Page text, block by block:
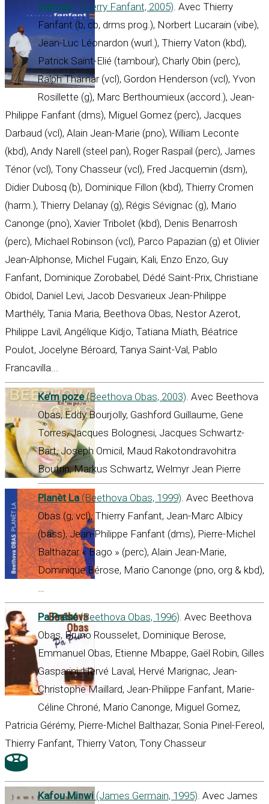
Intimes (Thierry Fanfant, 2005). Avec Thierry
Fanfant (b, cb, drms prog.), Norbert Lucarain (vibe),
Jean-Luc Léonardon (wurl.), Thierry Vaton (kbd),
Patrick Saint-Elié (tambour), Charly Obin (perc),
Ralph Thamar (vcl), Gordon Henderson (vcl), Yvon
Rosillette (g), Marc Berthoumieux (accord.), Jean-
Philippe Fanfant (dms), Miguel Gomez (perc), Jacques
Darbaud (vcl), Alain Jean-Marie (pno), William Leconte
(kbd), Andy Narell (steel pan), Roger Raspail (perc), James
Ténor (vcl), Tony Chasseur (vcl), Fred Jacquemin (dsm),
Didier Dubosq (b), Dominique Fillon (kbd), Thierry Cromen
(harm.), Thierry Delanay (g), Régis Sévignac (g), Mario
Canonge (pno), Xavier Tribolet (kbd), Denis Benarrosh
(perc), Michael Robinson (vcl), Parco Papazian (g) et Olivier
Jean-Alphonse, Michel Fugain, Kali, Enzo Enzo, Guy
Fanfant, Dominique Zorobabel, Dédé Saint-Prix, Christiane
Obidol, Daniel Levi, Jacob Desvarieux Jean-Philippe
Marthély, Tania Maria, Beethova Obas, Nestor Azerot,
Philippe Lavil, Angélique Kidjo, Tatiana Miath, Béatrice
Poulot, Jocelyne Béroard, Tanya Saint-Val, Pablo
Francavilla...
Ke’m poze(Beethova Obas, 2003). Avec Beethova
Obas, Eddy Bourjolly, Gashford Guillaume, Gene
Torres, Jacques Bolognesi, Jacques Schwartz-
Bart, Joseph Omicil, Maud Rakotondravohitra
Boutrin, Markus Schwartz, Welmyr Jean Pierre
Planèt La (Beethova Obas, 1999). Avec Beethova
Obas (g, vcl), Thierry Fanfant, Jean-Marc Albicy
(bass), Jean-Philippe Fanfant (dms), Pierre-Michel
Balthazar « Bago » (perc), Alain Jean-Marie,
Dominique Bérose, Mario Canonge (pno, org & kbd),
…
Pa Présé(Beethova Obas, 1996). Avec Beethova
Obas, Bruno Rousselet, Dominique Berose,
Emmanuel Obas, Etienne Mbappe, Gaël Robin, Gilles
Gasparini, Hervé Laval, Hervé Marignac, Jean-
Christophe Maillard, Jean-Philippe Fanfant, Marie-
Céline Chroné, Mario Canonge, Miguel Gomez,
Patricia Gérémy, Pierre-Michel Balthazar, Sonia Pinel-Fereol,
Thierry Fanfant, Thierry Vaton, Tony Chasseur
Kafou Minwi (James Germain, 1995). Avec James